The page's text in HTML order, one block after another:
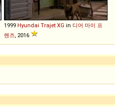
1999 Hyundai Trajet XG in 디어 마이 프
렌즈, 2016